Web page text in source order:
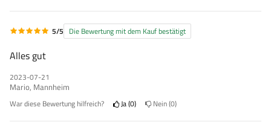
5/5 Die Bewertung mit dem Kauf bestätigt
Alles gut
2023-07-21
Mario, Mannheim
War diese Bewertung hilfreich? Ja 0 Nein 0